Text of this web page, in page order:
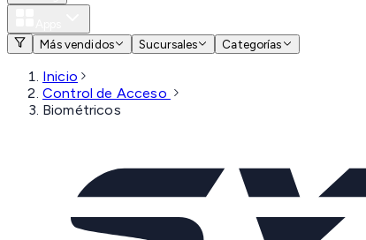
Más vendidos
Sucursales Categorías
Inicio
Control de Acceso
Biométricos